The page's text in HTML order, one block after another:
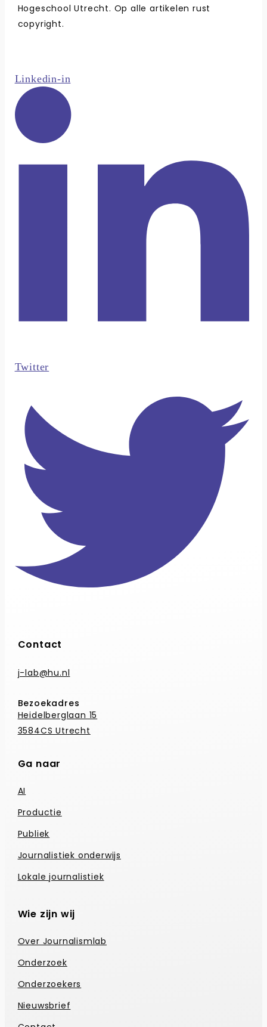
Hogeschool Utrecht. Op alle artikelen rust
copyright.
Linkedin-in
Twitter
Contact
j-lab@hu.nl
Bezoekadres
Heidelberglaan 15
3584CS Utrecht
Ga naar
AI
Productie
Publiek
Journalistiek onderwijs
Lokale journalistiek
Wie zijn wij
Over Journalismlab
Onderzoek
Onderzoekers
Nieuwsbrief